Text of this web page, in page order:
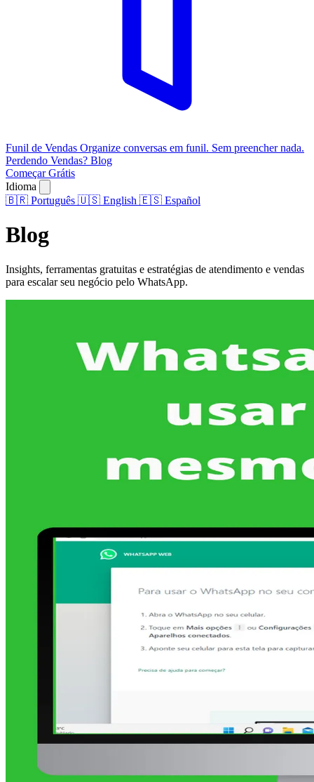
Funil de Vendas Organize conversas em funil. Sem preencher nada.
Perdendo Vendas? Blog
Começar Grátis
Idioma
🇧🇷 Português 🇺🇸 English 🇪🇸 Español
Blog
Insights, ferramentas gratuitas e estratégias de atendimento e vendas
para escalar seu negócio pelo WhatsApp.